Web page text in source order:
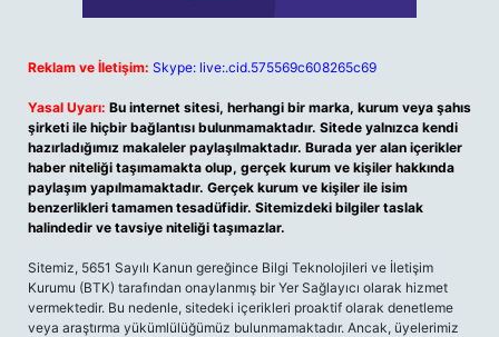
Reklam ve İletişim: Skype: live:.cid.575569c608265c69
Yasal Uyarı: Bu internet sitesi, herhangi bir marka, kurum veya şahıs
şirketi ile hiçbir bağlantısı bulunmamaktadır. Sitede yalnızca kendi
hazırladığımız makaleler paylaşılmaktadır. Burada yer alan içerikler
haber niteliği taşımamakta olup, gerçek kurum ve kişiler hakkında
paylaşım yapılmamaktadır. Gerçek kurum ve kişiler ile isim
benzerlikleri tamamen tesadüfidir. Sitemizdeki bilgiler taslak
halindedir ve tavsiye niteliği taşımazlar.
Sitemiz, 5651 Sayılı Kanun gereğince Bilgi Teknolojileri ve İletişim
Kurumu (BTK) tarafından onaylanmış bir Yer Sağlayıcı olarak hizmet
vermektedir. Bu nedenle, sitedeki içerikleri proaktif olarak denetleme
veya araştırma yükümlülüğümüz bulunmamaktadır. Ancak, üyelerimiz